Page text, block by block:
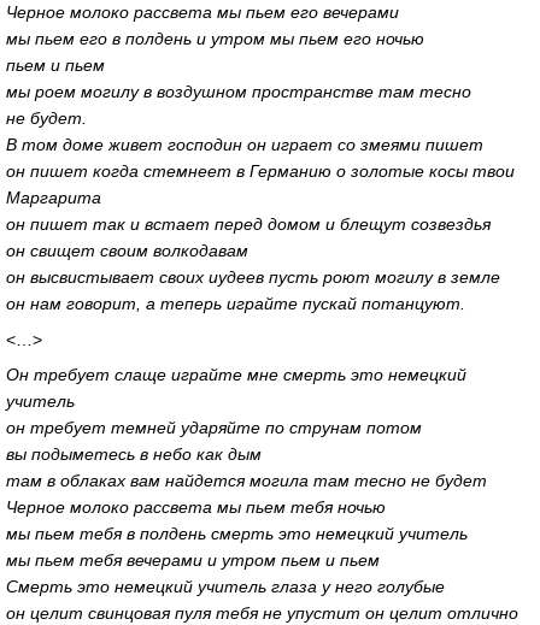
Черное молоко рассвета мы пьем его вечерами
мы пьем его в полдень и утром мы пьем его ночью
пьем и пьем
мы роем могилу в воздушном пространстве там тесно
не будет.
В том доме живет господин он играет со змеями пишет
он пишет когда стемнеет в Германию о золотые косы твои
Маргарита
он пишет так и встает перед домом и блещут созвездья
он свищет своим волкодавам
он высвистывает своих иудеев пусть роют могилу в земле
он нам говорит, а теперь играйте пускай потанцуют.
<…>
Он требует слаще играйте мне смерть это немецкий
учитель
он требует темней ударяйте по струнам потом
вы подыметесь в небо как дым
там в облаках вам найдется могила там тесно не будет
Черное молоко рассвета мы пьем тебя ночью
мы пьем тебя в полдень смерть это немецкий учитель
мы пьем тебя вечерами и утром пьем и пьем
Смерть это немецкий учитель глаза у него голубые
он целит свинцовая пуля тебя не упустит он целит отлично